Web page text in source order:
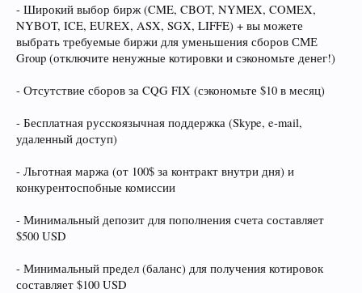
- Широкий выбор бирж (CME, CBOT, NYMEX, COMEX,
NYBOT, ICE, EUREX, ASX, SGX, LIFFE) + вы можете
выбрать требуемые биржи для уменьшения сборов СМЕ
Group (отключите ненужные котировки и сэкономьте денег!)
- Отсутствие сборов за CQG FIX (сэкономьте $10 в месяц)
- Бесплатная русскоязычная поддержка (Skype, e-mail,
удаленный доступ)
- Льготная маржа (от 100$ за контракт внутри дня) и
конкурентоспобные комиссии
- Минимальный депозит для пополнения счета составляет
$500 USD
- Минимальный предел (баланс) для получения котировок
составляет $100 USD